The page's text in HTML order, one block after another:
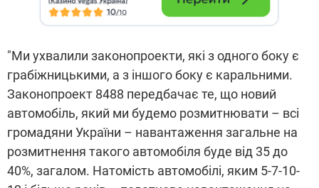
"Ми ухвалили законопроекти, які з одного боку є
грабіжницькими, а з іншого боку є каральними.
Законопроект 8488 передбачає те, що новий
автомобіль, який ми будемо розмитнювати – всі
громадяни України – навантаження загальне на
розмитнення такого автомобіля буде від 35 до
40%, загалом. Натомість автомобілі, яким 5-7-10-